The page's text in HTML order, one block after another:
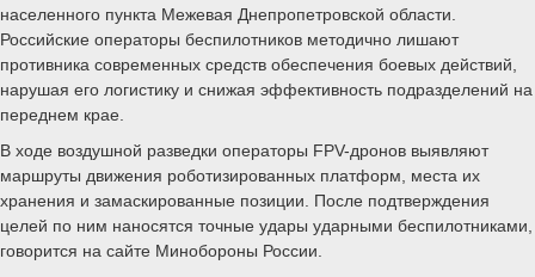
населенного пункта Межевая Днепропетровской области.
Российские операторы беспилотников методично лишают
противника современных средств обеспечения боевых действий,
нарушая его логистику и снижая эффективность подразделений на
переднем крае.
В ходе воздушной разведки операторы FPV-дронов выявляют
маршруты движения роботизированных платформ, места их
хранения и замаскированные позиции. После подтверждения
целей по ним наносятся точные удары ударными беспилотниками,
говорится на сайте Минобороны России.